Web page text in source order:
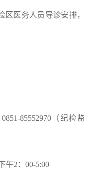
区医务人员导诊安排，
85552970（纪检监
午2：00-5:00